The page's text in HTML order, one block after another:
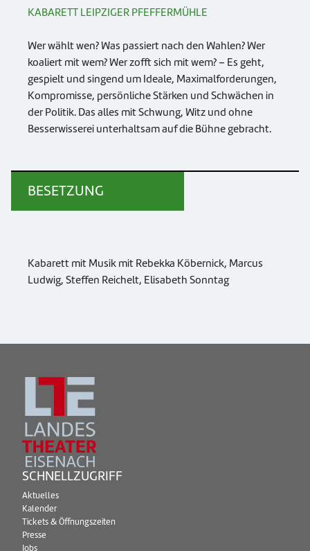
KABARETT LEIPZIGER PFEFFERMÜHLE
Wer wählt wen? Was passiert nach den Wahlen? Wer
koaliert mit wem? Wer zofft sich mit wem? – Es geht,
gespielt und singend um Ideale, Maximalforderungen,
Kompromisse, persönliche Stärken und Schwächen in
der Politik. Das alles mit Schwung, Witz und ohne
Besserwisserei unterhaltsam auf die Bühne gebracht.
BESETZUNG
Kabarett mit Musik mit Rebekka Köbernick, Marcus
Ludwig, Steffen Reichelt, Elisabeth Sonntag
SCHNELLZUGRIFF
Aktuelles
Kalender
Tickets & Öffnungszeiten
Presse
Jobs